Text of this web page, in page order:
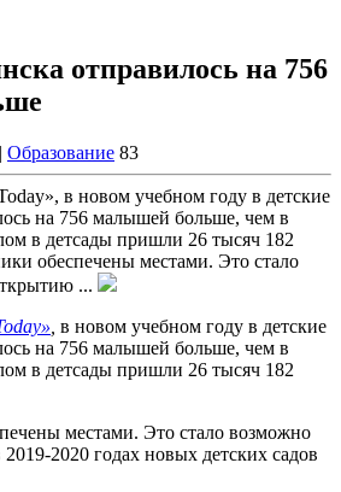
отправилось на 756
Образование 83
в новом учебном году в детские
на 756 малышей больше, чем в
в детсады пришли 26 тысяч 182
обеспечены местами. Это стало
...
в новом учебном году в детские
на 756 малышей больше, чем в
в детсады пришли 26 тысяч 182
местами. Это стало возможно
2020 годах новых детских садов